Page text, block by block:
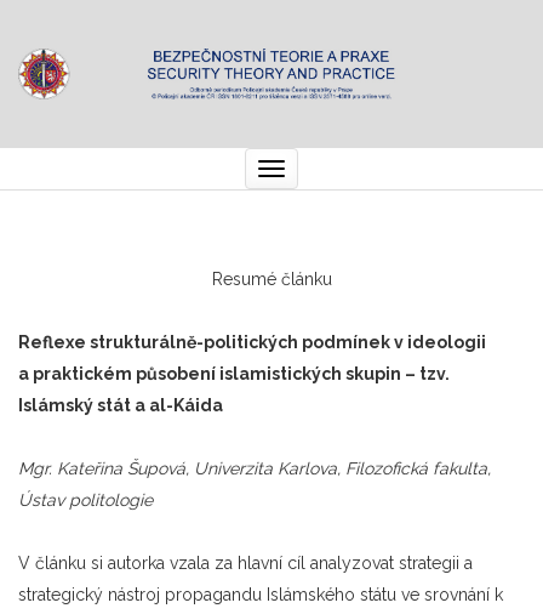
Toggle
navigation
Resumé článku
Reflexe strukturálně-politických podmínek v ideologii
a praktickém působení islamistických skupin – tzv.
Islámský stát a al-Káida
Mgr. Kateřina Šupová, Univerzita Karlova, Filozofická fakulta,
Ústav politologie
V článku si autorka vzala za hlavní cíl analyzovat strategii a
strategický nástroj propagandu Islámského státu ve srovnání k